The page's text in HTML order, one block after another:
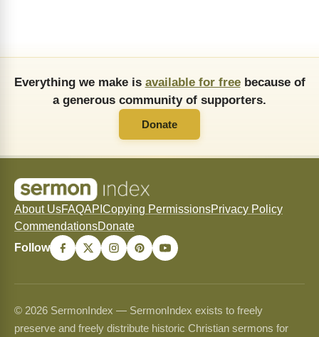
Everything we make is available for freebecause of
a generous community of supporters.
Donate
About UsFAQAPI Copying PermissionsPrivacy Policy
CommendationsDonate
Follow
© 2026 SermonIndex — SermonIndex exists to freely
preserve and freely distribute historic Christian sermons for